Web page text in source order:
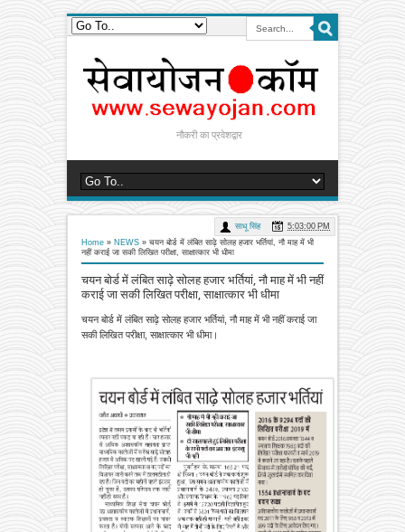
नौकरी का प्रवेशद्वार
Home » NEWS » चयन बोर्ड में लंबित साढ़े सोलह हजार भर्तियां, नौ माह में भी
नहीं कराई जा सकी लिखित परीक्षा, साक्षात्कार भी धीमा
चयन बोर्ड में लंबित साढ़े सोलह हजार भर्तियां, नौ माह में भी नहीं
कराई जा सकी लिखित परीक्षा, साक्षात्कार भी धीमा
साधू सिंह 5:03:00 PM
चयन बोर्ड में लंबित साढ़े सोलह हजार भर्तियां, नौ माह में भी नहीं कराई जा
सकी लिखित परीक्षा, साक्षात्कार भी धीमा।